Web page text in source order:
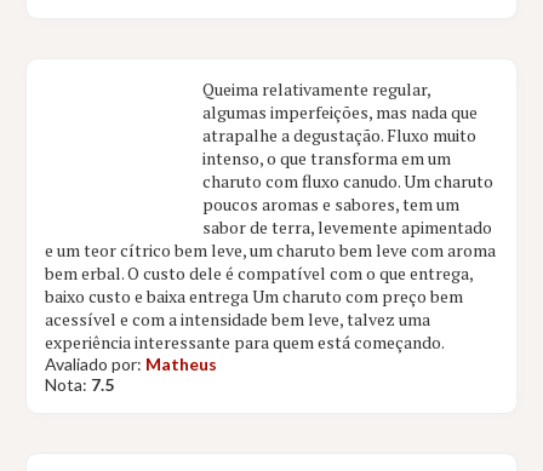
Queima relativamente regular,
algumas imperfeições, mas nada que
atrapalhe a degustação. Fluxo muito
intenso, o que transforma em um
charuto com fluxo canudo. Um charuto
poucos aromas e sabores, tem um
sabor de terra, levemente apimentado
e um teor cítrico bem leve, um charuto bem leve com aroma
bem erbal. O custo dele é compatível com o que entrega,
baixo custo e baixa entrega Um charuto com preço bem
acessível e com a intensidade bem leve, talvez uma
experiência interessante para quem está começando.
Avaliado por: Matheus
Nota: 7.5